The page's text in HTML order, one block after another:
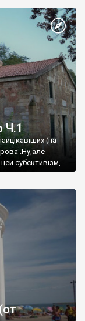
Ч.1
(на
.Ну,але
субєктивізм,